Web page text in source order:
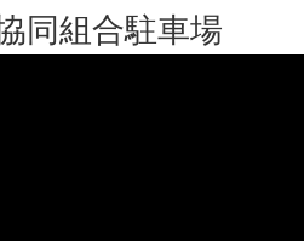
同組合駐車場